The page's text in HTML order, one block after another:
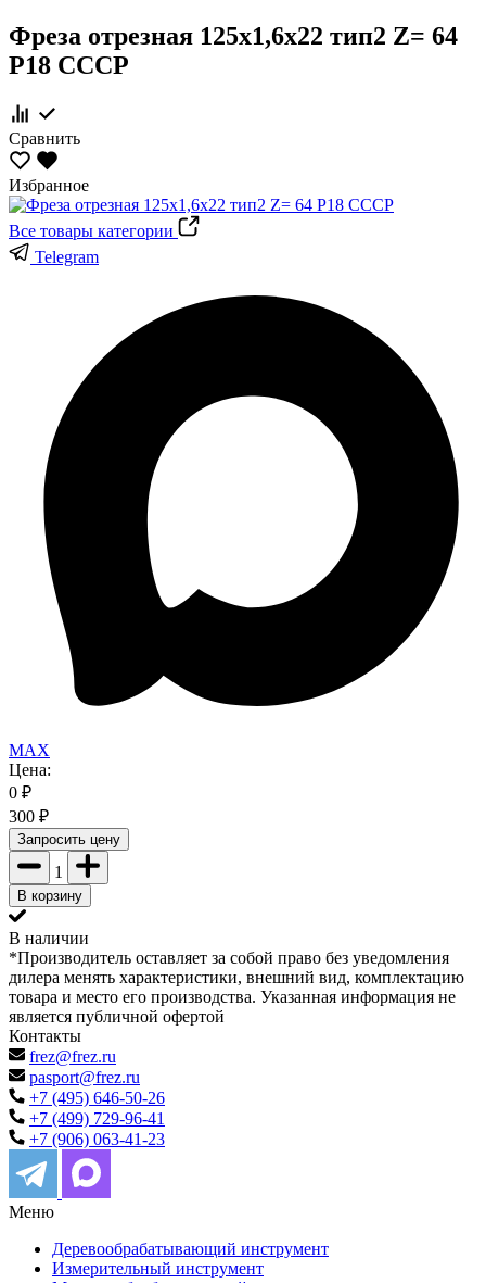
Фреза отрезная 125х1,6х22 тип2 Z= 64
Р18 СССР
Сравнить
Избранное
Все товары категории
Telegram
MAX
Цена:
0 ₽
300 ₽
Запросить цену
1
В корзину
В наличии
*Производитель оставляет за собой право без уведомления
дилера менять характеристики, внешний вид, комплектацию
товара и место его производства. Указанная информация не
является публичной офертой
Контакты
frez@frez.ru
pasport@frez.ru
+7 (495) 646-50-26
+7 (499) 729-96-41
+7 (906) 063-41-23
Меню
Деревообрабатывающий инструмент
Измерительный инструмент